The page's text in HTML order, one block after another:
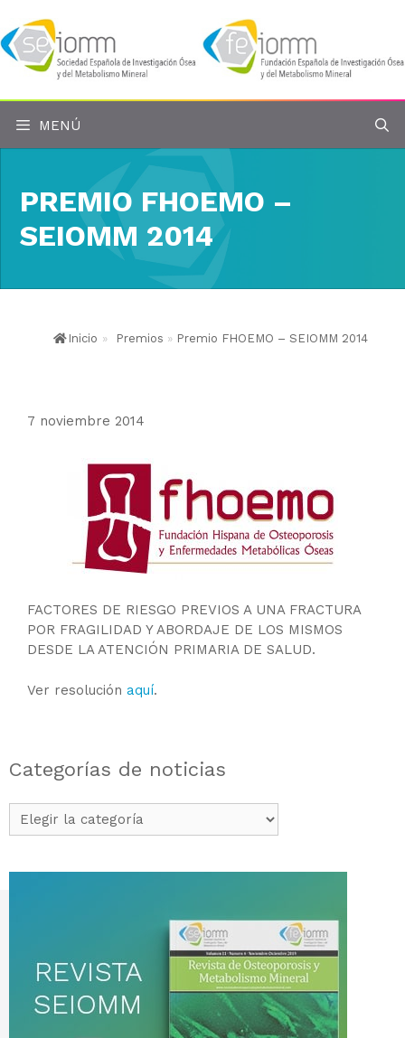
al
contenido
MENÚ
PREMIO FHOEMO –
SEIOMM 2014
Inicio » Premios » Premio FHOEMO – SEIOMM 2014
7 noviembre 2014
FACTORES DE RIESGO PREVIOS A UNA FRACTURA
POR FRAGILIDAD Y ABORDAJE DE LOS MISMOS
DESDE LA ATENCIÓN PRIMARIA DE SALUD.
Ver resolución aquí.
Categorías de noticias
Categorías
de